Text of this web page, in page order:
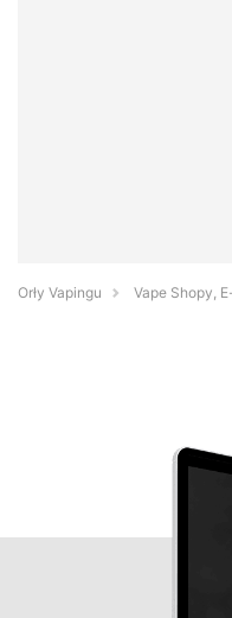
Orły Vapingu Vape Shopy,